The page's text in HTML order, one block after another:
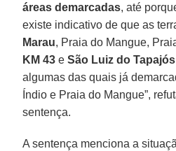
áreas demarcadas, até
existe indicativo de que as
Marau, Praia do Mangue,
KM 43 eSão Luiz do Tapajós
algumas das quais já
Índio e Praia do Mangue”,
sentença.
A sentença menciona a